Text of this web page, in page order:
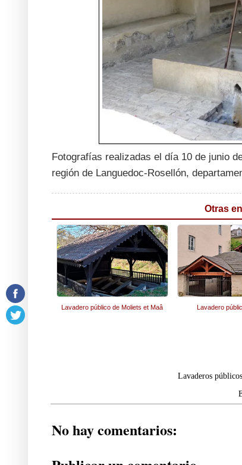
Fotografías realizadas el día 10 de junio
región de Languedoc-Rosellón,
Otras
Lavadero público de Moliets et Maâ Lavadero
Lavaderos
No hay comentarios: